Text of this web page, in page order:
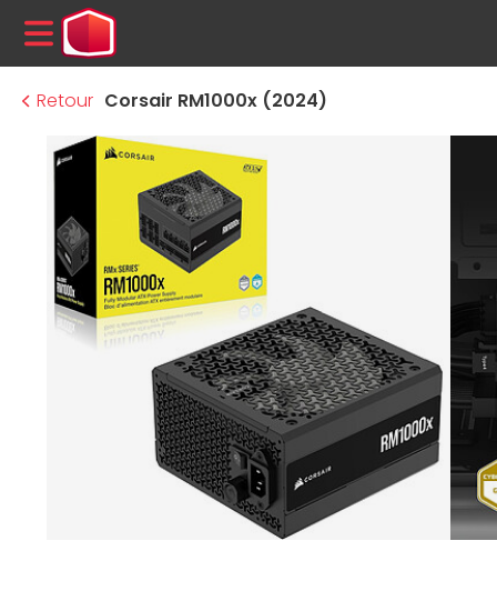
MENU
Retour Corsair RM1000x (2024)